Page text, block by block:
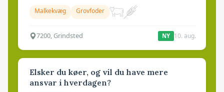
Malkekvæg Grovfoder
7200, Grindsted NY 10. aug.
Elsker du køer, og vil du have mere
ansvar i hverdagen?